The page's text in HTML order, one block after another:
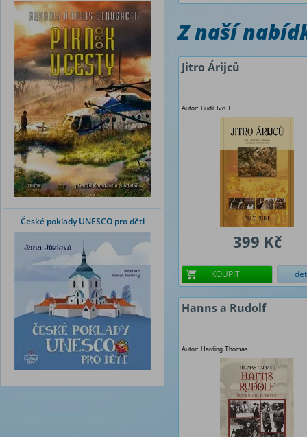
České poklady UNESCO pro děti
Z naší
Jitro Árijců
Autor: Budil Ivo T.
399 Kč
KOUPIT
Hanns a Rudolf
Autor: Harding Thomas